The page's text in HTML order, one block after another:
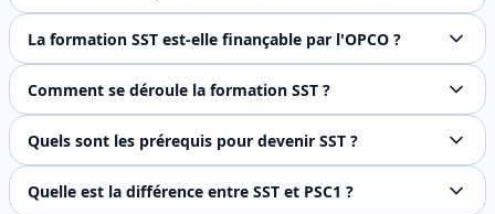
Le certificat SST est valide 24 mois à compter de la date
La formation SST est-elle finançable par l'OPCO ?
Oui, la formation SST est éligible au financement OPCO
Comment se déroule la formation SST ?
La formation SST dure 2 jours (14 heures) en
Quels sont les prérequis pour devenir SST ?
Aucun prérequis n'est exigé pour suivre la formation
Quelle est la différence entre SST et PSC1 ?